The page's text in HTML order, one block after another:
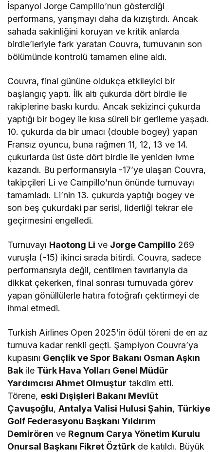
İspanyol Jorge Campillo’nun gösterdiği
performans, yarışmayı daha da kızıştırdı. Ancak
sahada sakinliğini koruyan ve kritik anlarda
birdie’leriyle fark yaratan Couvra, turnuvanın son
bölümünde kontrolü tamamen eline aldı.
Couvra, final gününe oldukça etkileyici bir
başlangıç yaptı. İlk altı çukurda dört birdie ile
rakiplerine baskı kurdu. Ancak sekizinci çukurda
yaptığı bir bogey ile kısa süreli bir gerileme yaşadı.
10. çukurda da bir umacı (double bogey) yapan
Fransız oyuncu, buna rağmen 11, 12, 13 ve 14.
çukurlarda üst üste dört birdie ile yeniden ivme
kazandı. Bu performansıyla -17’ye ulaşan Couvra,
takipçileri Li ve Campillo’nun önünde turnuvayı
tamamladı. Li’nin 13. çukurda yaptığı bogey ve
son beş çukurdaki par serisi, liderliği tekrar ele
geçirmesini engelledi.
Turnuvayı Haotong Li ve Jorge Campillo 269
vuruşla (-15) ikinci sırada bitirdi. Couvra, sadece
performansıyla değil, centilmen tavırlarıyla da
dikkat çekerken, final sonrası turnuvada görev
yapan gönüllülerle hatıra fotoğrafı çektirmeyi de
ihmal etmedi.
Turkish Airlines Open 2025’in ödül töreni de en az
turnuva kadar renkli geçti. Şampiyon Couvra’ya
kupasını Gençlik ve Spor Bakanı Osman Aşkın
Bak ile Türk Hava Yolları Genel Müdür
Yardımcısı Ahmet Olmuştur takdim etti.
Törene, eski Dışişleri Bakanı Mevlüt
Çavuşoğlu,Antalya Valisi Hulusi Şahin, Türkiye
Golf Federasyonu Başkanı Yıldırım
Demirören ve Regnum Carya Yönetim Kurulu
Onursal Başkanı Fikret Öztürk de katıldı. Büyük